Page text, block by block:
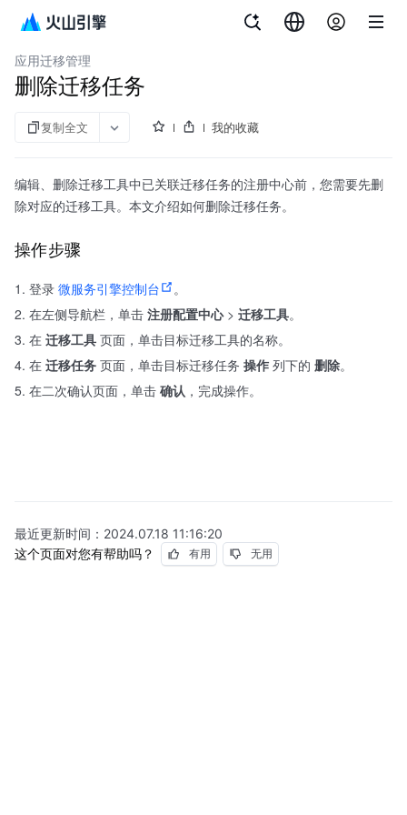
微服务引擎
应用迁移管理
删除迁移任务
复制全文 我的收藏
编辑、删除迁移工具中已关联迁移任务的注册中心前，您需要先删
除对应的迁移工具。本文介绍如何删除迁移任务。
操作步骤
登录 微服务引擎控制台
。
在左侧导航栏，单击 注册配置中心> 迁移工具。
在 迁移工具 页面，单击目标迁移工具的名称。
在 迁移任务 页面，单击目标迁移任务 操作 列下的 删除。
在二次确认页面，单击 确认 ，完成操作。
最近更新时间： 2024.07.18 11:16:20
这个页面对您有帮助吗？
有用 无用